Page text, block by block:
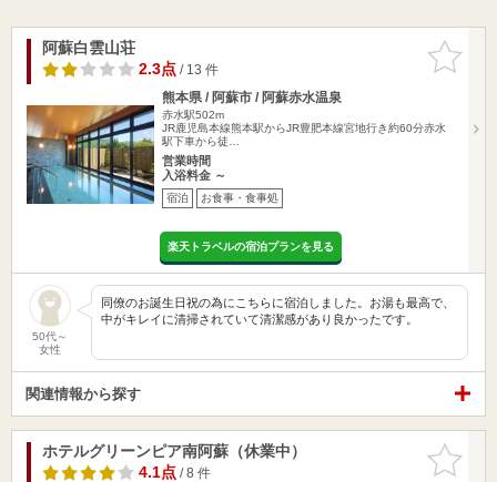
お気に入
りに追加
阿蘇白雲山荘
2.3点/ 13 件
熊本県 / 阿蘇市 / 阿蘇赤水温泉
赤水駅502m
JR鹿児島本線熊本駅からJR豊肥本線宮地行き約60分赤水
駅下車から徒…
営業時間
入浴料金 ～
宿泊 お食事・食事処
楽天トラベルの宿泊プランを見る
50代～
女性
同僚のお誕生日祝の為にこちらに宿泊しました。お湯も最高で、
中がキレイに清掃されていて清潔感があり良かったです。
関連情報から探す
お気に入
りに追加
ホテルグリーンピア南阿蘇（休業中）
4.1点/ 8 件